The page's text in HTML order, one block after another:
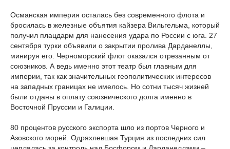
Османская империя осталась без современного флота и
бросилась в железные объятия кайзера Вильгельма, который
получил плацдарм для нанесения удара по России с юга. 27
сентября турки объявили о закрытии пролива Дарданеллы,
минируя его. Черноморский флот оказался отрезанным от
союзников. А ведь именно этот театр был главным для
империи, так как значительных геополитических интересов
на западных границах не имелось. Но сотни тысяч жизней
были отданы в оплату союзнического долга именно в
Восточной Пруссии и Галиции.
80 процентов русского экспорта шло из портов Черного и
Азовского морей. Одряхлевшая Турция из последних сил